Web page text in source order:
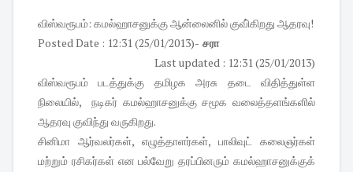
விஸ்வரூபம்: கமல்ஹாசனுக்கு ஆன்லைனில் குவி்கிறது ஆதரவு!
Posted Date : 12:31 (25/01/2013)
Last updated : 12:31 (25/01/2013)
- சரா
விஸ்வரூபம் படத்துக்கு தமிழக அரசு தடை விதித்துள்ள
நிலையில், நடிகர் கமல்ஹாசனுக்கு சமூக வலைத்தளங்களில்
ஆதரவு குவிந்து வருகிறது.
சினிமா ஆர்வலர்கள், எழுத்தாளர்கள், பாலிவுட் கலைஞர்கள்
மற்றும் ரசிகர்கள் என பல்வேறு தரப்பினரும் கமல்ஹாசனுக்குக்